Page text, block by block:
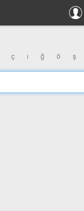
ç ı ğ ö ş